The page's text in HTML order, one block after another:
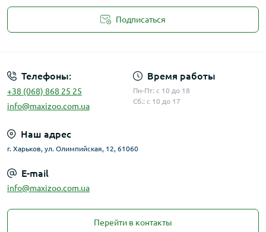
Подписаться
Телефоны:
+38 (068) 868 25 25
info@maxizoo.com.ua
Время работы
Пн-Пт: с 10 до 18
Сб.: с 10 до 17
Наш адрес
г. Харьков, ул. Олимпийская, 12, 61060
E-mail
info@maxizoo.com.ua
Перейти в контакты